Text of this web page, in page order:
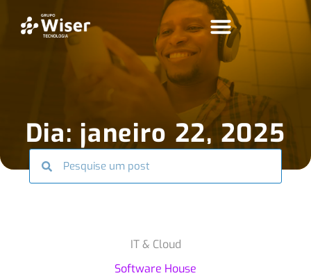
Dia: janeiro 22, 2025
IT & Cloud
Software House